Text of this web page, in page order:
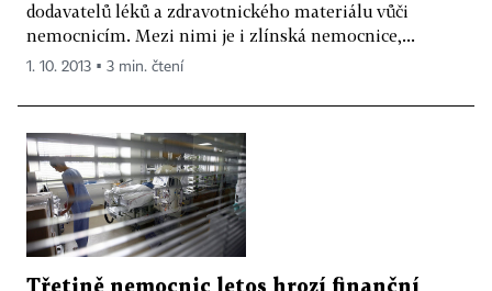
dodavatelů léků a zdravotnického materiálu vůči
nemocnicím. Mezi nimi je i zlínská nemocnice,...
1. 10. 2013 ▪ 3 min. čtení
Třetině nemocnic letos hrozí finanční